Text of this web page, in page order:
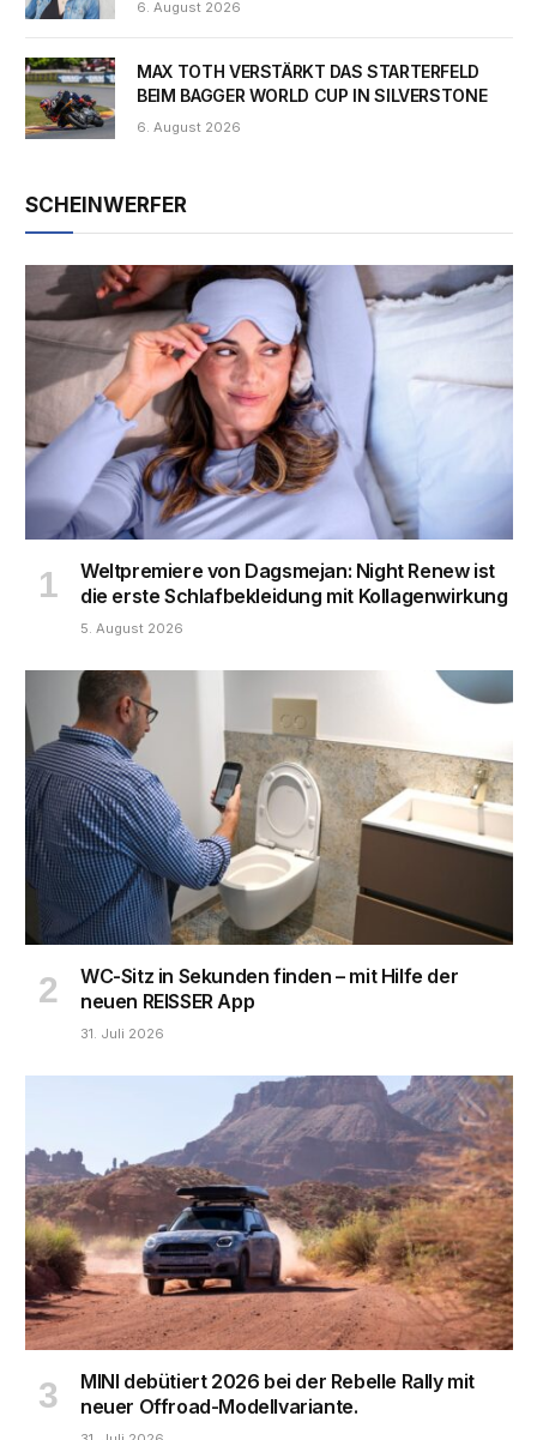
6. August 2026
MAX TOTH VERSTÄRKT DAS STARTERFELD
BEIM BAGGER WORLD CUP IN SILVERSTONE
6. August 2026
SCHEINWERFER
Weltpremiere von Dagsmejan: Night Renew ist
die erste Schlafbekleidung mit Kollagenwirkung
5. August 2026
WC-Sitz in Sekunden finden – mit Hilfe der
neuen REISSER App
31. Juli 2026
MINI debütiert 2026 bei der Rebelle Rally mit
neuer Offroad-Modellvariante.